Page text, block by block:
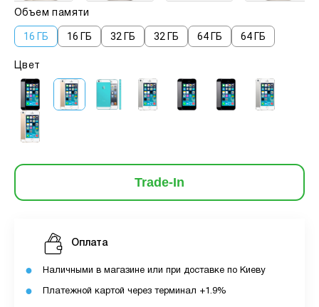
Объем памяти
16 ГБ 16 ГБ 32 ГБ 32 ГБ 64 ГБ 64 ГБ
Цвет
Trade-In
Оплата
Наличными в магазине или при доставке по Киеву
Платежной картой через терминал +1.9%